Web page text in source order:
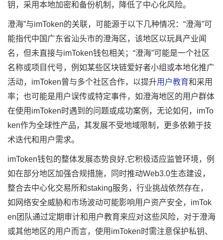
钥，采用本地加密和备份机制，降低了中心化风险。
澄海”与imToken的关联，可能源于以下几种情况：“澄海”可
能指代中国广东省汕头市的澄海区，该地区以玩具产业闻
名，但未直接与imToken钱包相关；“澄海”可能是一个社区
名称或项目代号，例如某些区块链爱好者小组或本地化推广
活动，imToken曾与多个社区合作，以提升用户教育和采用
率；也可能是用户误传或特定事件，如澄海地区的用户群体
在使用imToken时遇到的问题或成功案例，无论如何，imTo
ken作为全球性产品，其发展不受地域限制，更多依赖于技
术迭代和用户需求。
imToken钱包的整体发展态势良好,它积极适应监管环境，例
如在部分地区加强合规措施，同时推动Web3.0生态建设，
整合去中心化交易所和staking服务，行业挑战依然存在，
如网络安全威胁和市场波动可能影响用户资产安全，imTok
en团队通过定期审计和用户教育来应对这些风险，对于澄海
或其他地区的用户而言，使用imToken时需注意保护私钥、